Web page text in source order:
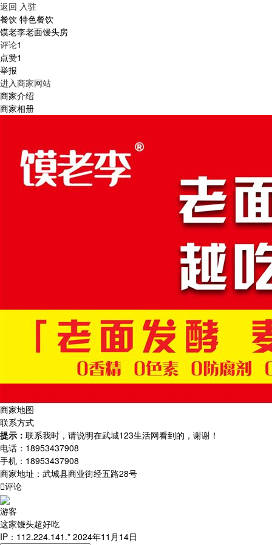
返回 入驻
餐饮 特色餐饮
馍老李老面馒头房
评论1
点赞1
举报
进入商家网站
商家介绍
商家相册
商家地图
联系方式
提示： 联系我时，请说明在武城123生活网看到的，谢谢！
电话： 18953437908
手机： 18953437908
商家地址： 武城县商业街经五路28号
评论
游客
这家馒头超好吃
IP：112.224.141.* 2024年11月14日